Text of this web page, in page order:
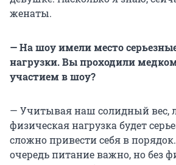
женаты.
— На шоу имели место
нагрузки. Вы проходили
участием в шоу?
— Учитывая наш солидный вес,
физическая нагрузка будет
сложно привести себя в
очередь питание важно, но без